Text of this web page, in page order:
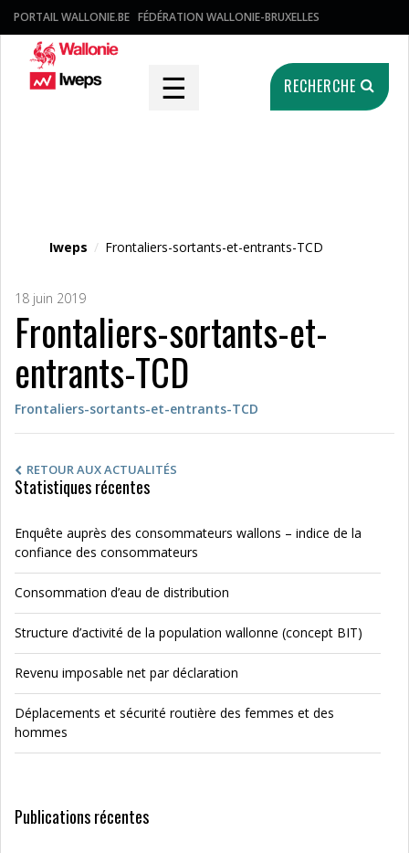
PORTAIL WALLONIE.BE FÉDÉRATION WALLONIE-BRUXELLES
☰ RECHERCHE
Iweps / Frontaliers-sortants-et-entrants-TCD
18 juin 2019
Frontaliers-sortants-et-
entrants-TCD
Frontaliers-sortants-et-entrants-TCD
RETOUR AUX ACTUALITÉS
Statistiques récentes
Enquête auprès des consommateurs wallons – indice de la
confiance des consommateurs
Consommation d’eau de distribution
Structure d’activité de la population wallonne (concept BIT)
Revenu imposable net par déclaration
Déplacements et sécurité routière des femmes et des
hommes
Publications récentes